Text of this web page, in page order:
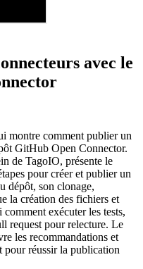
avec le
montre comment publier un
GitHub Open Connector.
de TagoIO, présente le
pour créer et publier un
dépôt, son clonage,
la création des fichiers et
comment exécuter les tests,
request pour relecture. Le
les recommandations et
pour réussir la publication